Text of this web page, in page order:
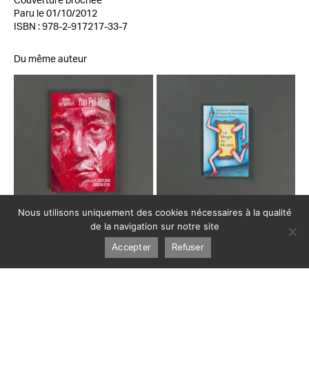
Paru le 01/10/2012
ISBN : 978-2-917217-33-7
Du même auteur
Nous utilisons uniquement des cookies nécessaires à la qualité
de la navigation sur notre site
Accepter Refuser